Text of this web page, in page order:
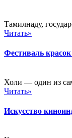
Тамилнаду,
Читать»
Фестиваль
Холи — один из
Читать»
Искусство